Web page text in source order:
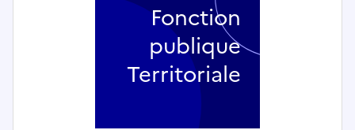
Fonction
publique
Territoriale